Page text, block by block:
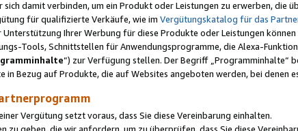
sich damit verbinden, um ein Produkt oder Leistungen zu erwerben, die
für qualifizierte Verkäufe, wie im Vergütungskatalog für das
Ihrer Werbung für diese Produkte oder Leistungen
Tools, Schnittstellen für Anwendungsprogramme, die Alexa-
“) zur Verfügung stellen. Der Begriff „Programminhalte“
Bezug auf Produkte, die auf Websites angeboten werden, bei denen
Vergütung setzt voraus, dass Sie diese Vereinbarung einhalten.
geben, die wir anfordern, um zu überprüfen, dass Sie diese